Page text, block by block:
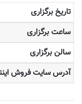
تاریخ برگزاری
ساعت برگزاری
سالن برگزاری
آدرس سایت فروش